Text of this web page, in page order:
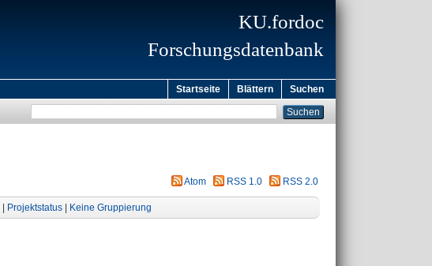
KU.fordoc
Forschungsdatenbank
Startseite Blättern Suchen
Atom RSS 1.0 RSS 2.0
Projektstatus| Keine Gruppierung